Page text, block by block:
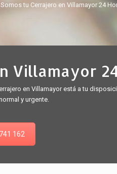
Somos tu Cerrajero en Villamayor 24
Villamayor
en Villamayor está a tu
y urgente.
162